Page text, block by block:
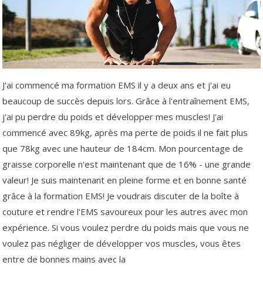
J'ai commencé ma formation EMS il y a deux ans et j'ai eu
beaucoup de succès depuis lors. Grâce à l'entraînement EMS,
j'ai pu perdre du poids et développer mes muscles! J'ai
commencé avec 89kg, après ma perte de poids il ne fait plus
que 78kg avec une hauteur de 184cm. Mon pourcentage de
graisse corporelle n'est maintenant que de 16% - une grande
valeur! Je suis maintenant en pleine forme et en bonne santé
grâce à la formation EMS! Je voudrais discuter de la boîte à
couture et rendre l'EMS savoureux pour les autres avec mon
expérience. Si vous voulez perdre du poids mais que vous ne
voulez pas négliger de développer vos muscles, vous êtes
entre de bonnes mains avec la